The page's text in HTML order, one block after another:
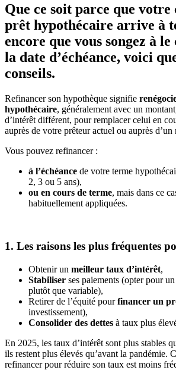
Que ce soit parce que votre
prêt hypothécaire arrive à
encore que vous songez à le
la date d’échéance, voici
conseils.
Refinancer son hypothèque signifie
hypothécaire, généralement avec un
d’intérêt différent, pour remplacer celui en
auprès de votre prêteur actuel ou auprès d’un
Vous pouvez refinancer :
à l’échéance de votre terme
2, 3 ou 5 ans),
ou en cours de terme, mais dans ce
habituellement appliquées.
1. Les raisons les plus fréquentes
Obtenir un meilleur taux d’intérêt,
Stabiliser ses paiements (opter pour
plutôt que variable),
Retirer de l’équité pourfinancer un
investissement),
Consolider des dettes à taux plus
En 2025, les taux d’intérêt sont plus stables
ils restent plus élevés qu’avant la pandémie.
refinancer pour réduire son taux est moins